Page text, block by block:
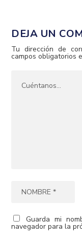
DEJA UN
Tu dirección de
campos obligatorios
Guarda mi
navegador para la